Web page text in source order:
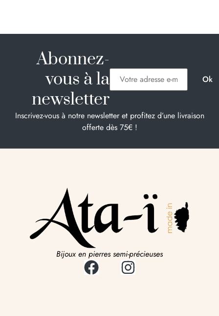
Abonnez-
vous à la
newsletter
Inscrivez-vous à notre newsletter et profitez d’une livraison
offerte dès 75€ !
Bijoux en pierres semi-précieuses